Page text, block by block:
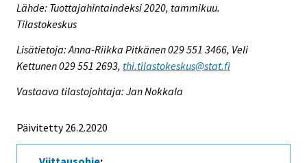
Lähde: Tuottajahintaindeksi 2020, tammikuu.
Tilastokeskus
Lisätietoja: Anna-Riikka Pitkänen 029 551 3466, Veli
Kettunen 029 551 2693, thi.tilastokeskus@stat.fi
Vastaava tilastojohtaja: Jan Nokkala
Päivitetty 26.2.2020